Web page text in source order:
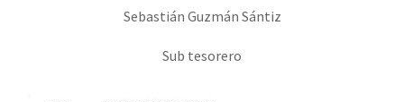
Sebastián Guzmán Sántiz
Sub tesorero